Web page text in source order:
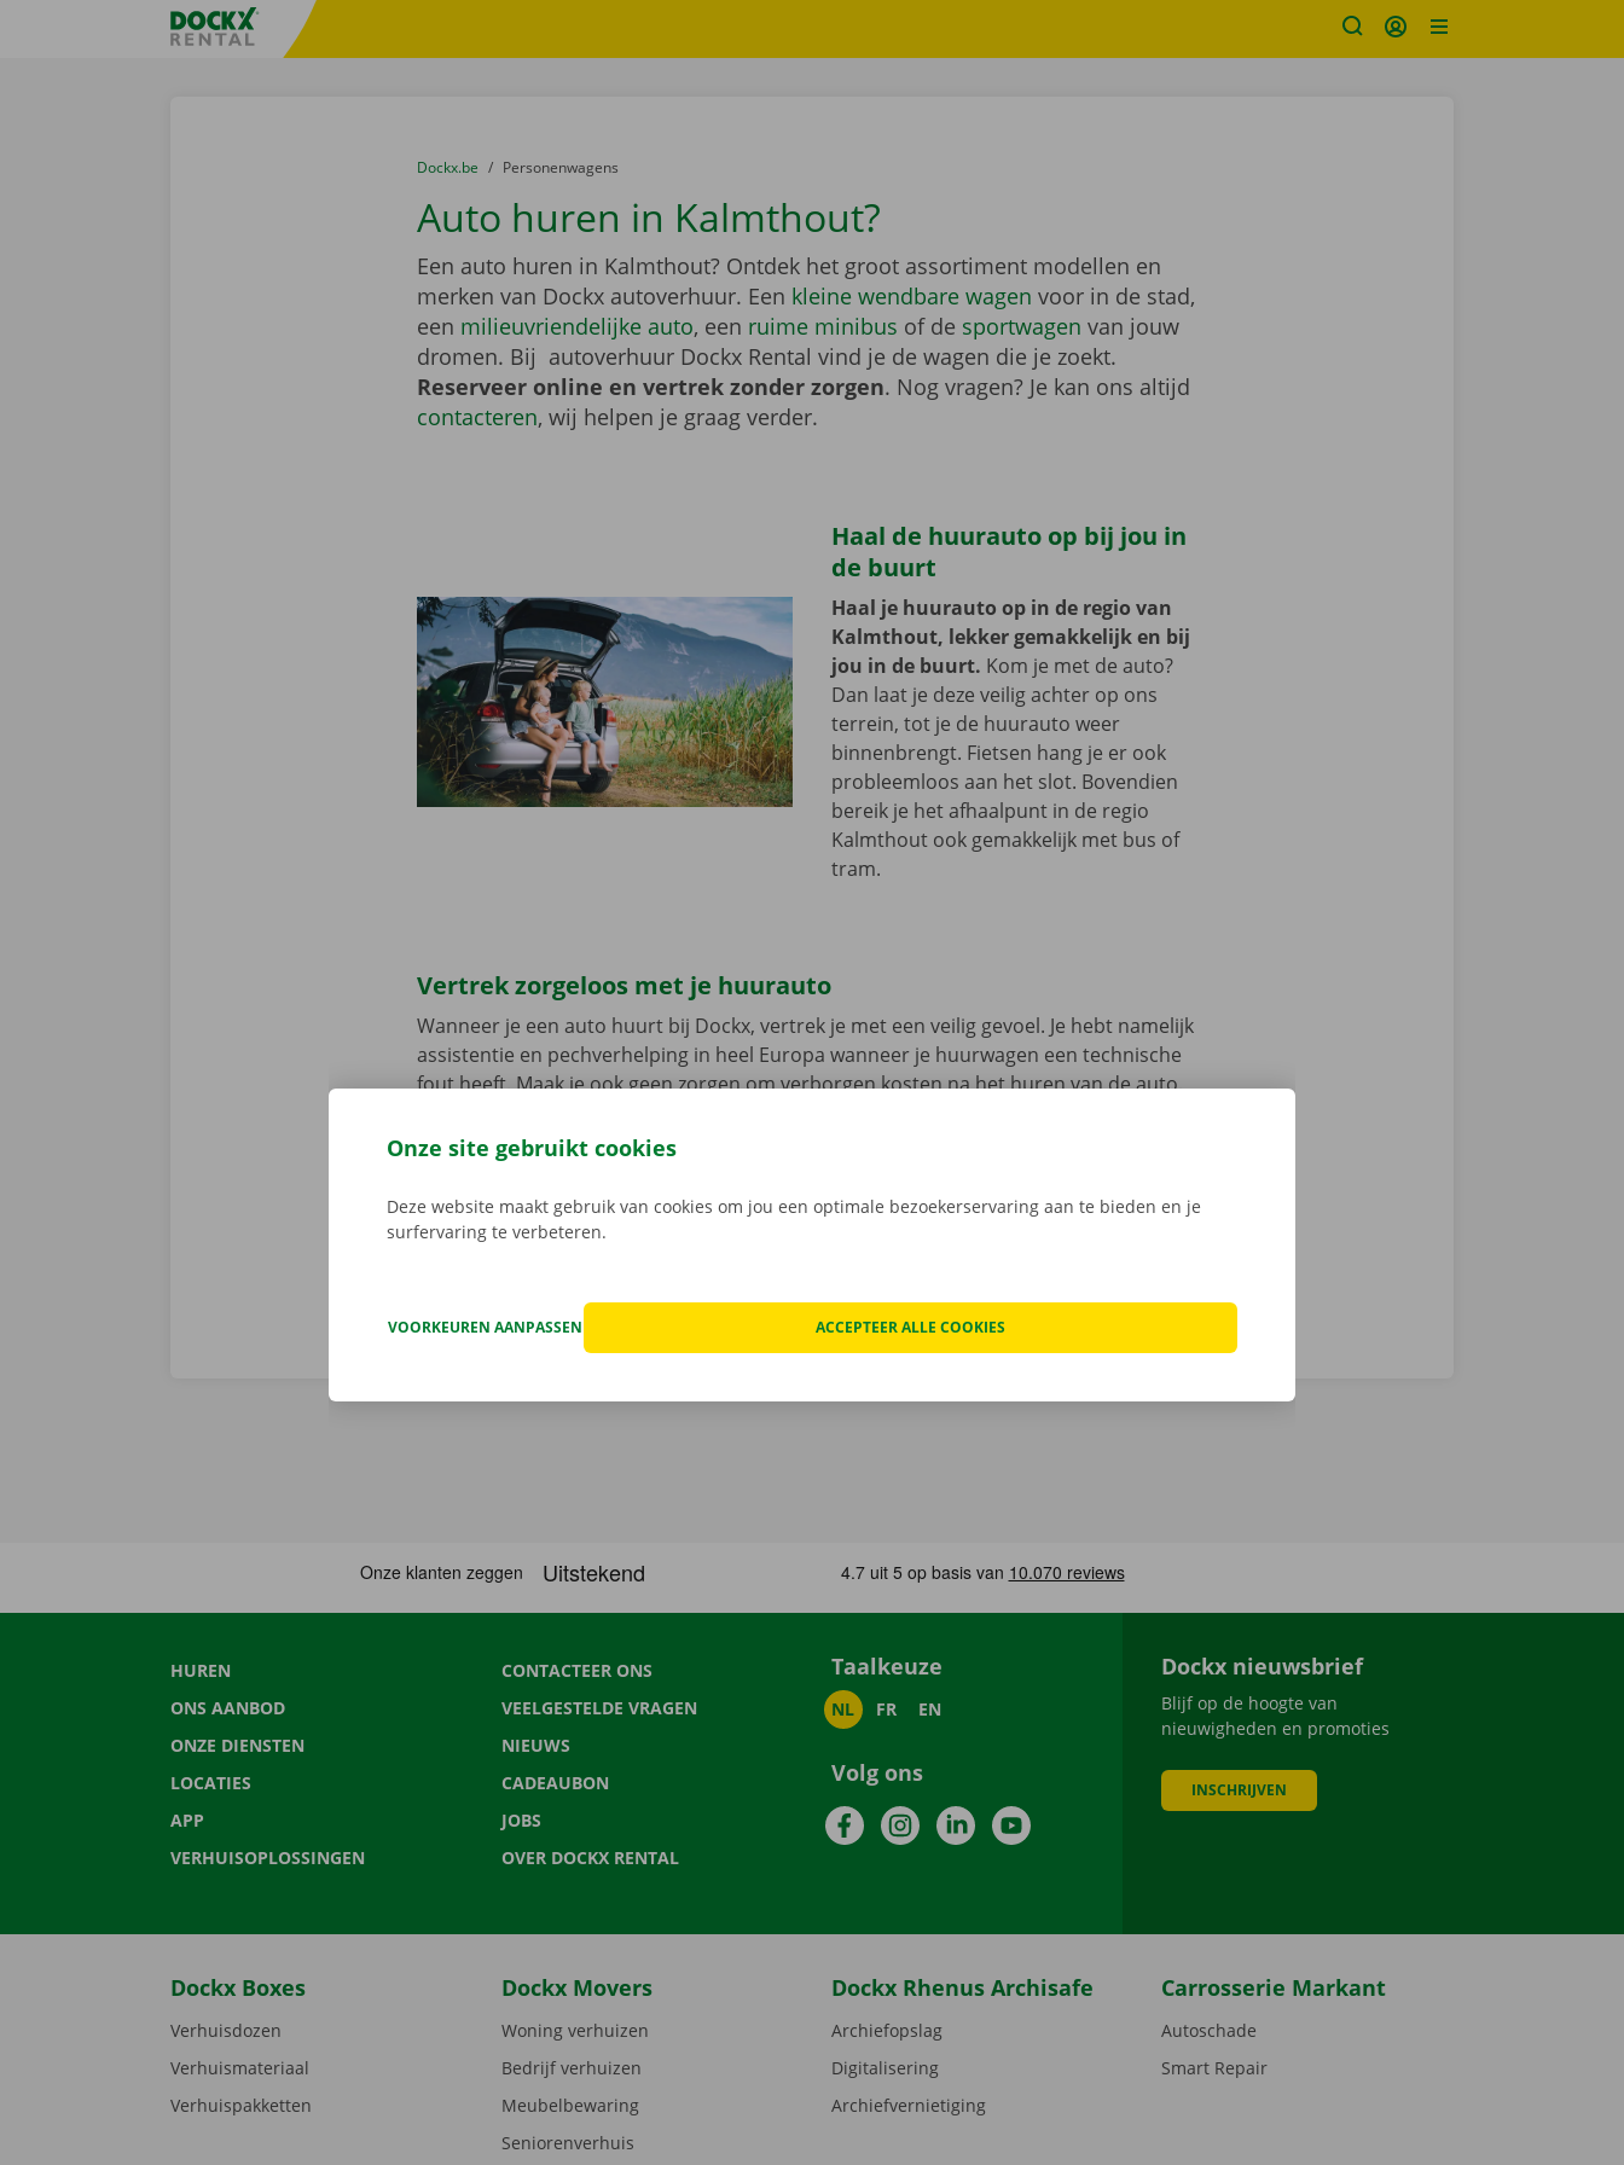
Taalselectie overslaanFratello DEMO
U bevindt zich hier:
van
Dockx.be naar
Personenwagens
Auto huren in Kalmthout?
Een auto huren in Kalmthout? Ontdek het groot assortiment modellen en
merken van Dockx autoverhuur. Een kleine wendbare wagen voor in de stad,
een milieuvriendelijke auto, een ruime minibus of de sportwagen van jouw
dromen. Bij autoverhuur Dockx Rental vind je de wagen die je zoekt.
Reserveer online en vertrek zonder zorgen. Nog vragen? Je kan ons altijd
contacteren, wij helpen je graag verder.
Haal de huurauto op bij jou in
de buurt
Haal je huurauto op in de regio van
Kalmthout, lekker gemakkelijk en bij
jou in de buurt. Kom je met de auto?
Dan laat je deze veilig achter op ons
terrein, tot je de huurauto weer
binnenbrengt. Fietsen hang je er ook
probleemloos aan het slot. Bovendien
bereik je het afhaalpunt in de regio
Kalmthout ook gemakkelijk met bus of
tram.
Vertrek zorgeloos met je huurauto
Wanneer je een auto huurt bij Dockx, vertrek je met een veilig gevoel. Je hebt namelijk
assistentie en pechverhelping in heel Europa wanneer je huurwagen een technische
fout heeft. Maak je ook geen zorgen om verborgen kosten na het huren van de auto.
persoonlijke service: daar gaan we voor.
HUREN
ONS AANBOD
ONZE DIENSTEN
LOCATIES
APP
VERHUISOPLOSSINGEN
CONTACTEER ONS
VEELGESTELDE VRAGEN
NIEUWS
CADEAUBON
JOBS
OVER DOCKX RENTAL
Taalkeuze
NL FR EN
Volg ons
FacebookInstagramLinkedInYouTube
Dockx nieuwsbrief
Blijf op de hoogte van
nieuwigheden en promoties
INSCHRIJVEN
Dockx Boxes
Verhuisdozen
Verhuismateriaal
Verhuispakketten
Dockx Movers
Woning verhuizen
Bedrijf verhuizen
Meubelbewaring
Seniorenverhuis
Dockx Rhenus Archisafe
Archiefopslag
Digitalisering
Archiefvernietiging
Carrosserie Markant
Autoschade
Smart Repair
Onze site gebruikt cookies
Deze website maakt gebruik van cookies om jou een optimale bezoekerservaring aan te bieden en je
surfervaring te verbeteren.
VOORKEUREN AANPASSEN ACCEPTEER ALLE COOKIES